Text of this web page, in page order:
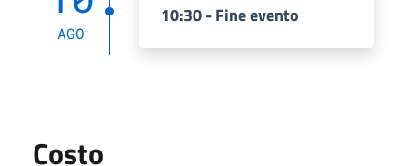
AGO
10:30 - Fine evento
Costo